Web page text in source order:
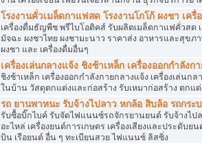
โรงงานคั่วเมล็ดกาแฟสด โรงงานโกโก้ ผงชา เค
เครื่องดื่มธัญพืช พรีไบโอติคส์ รับผลิตเมล็ดกาแฟคั่วสด
มัจฉะ ผงชาไทย ผงชามะนาว ราคาส่ง อาหารและสุขภ
ผงชา และ เครื่องดื่มอื่นๆ
เครื่องเล่นกลางแจ้ง ชิงช้าเหล็ก เครื่องออกกำลังก
ชิงช้าเหล็ก เครื่องออกกำลังกายกลางแจ้ง เครื่องเล่นก
ในบ้าน วัสดุตกแต่งและก่อสร้าง รับเหมาก่อสร้าง ตกแ
รถ ยานพาหนะ รับจ้างไปลาว หกล้อ สิบล้อ รถกร
รับซื้อบิ๊กไบค์ รับจัดไฟแนนซ์รถจักรยานยนต์ รับจ้างไป
อะไหล่ เครื่องยนต์การเกษตร เครื่องเสียงและประดับย
บิน เรือยนต์ อื่น ๆ ทะเบียนสวย ไฟแนนซ์ ลิสซิ่ง